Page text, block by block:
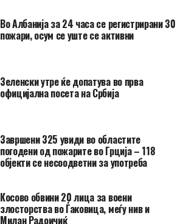
Во Албанија за 24 часа се регистрирани 30
пожари, осум се уште се активни
Зеленски утре ќе допатува во прва
официјална посета на Србија
Завршени 325 увиди во областите
погодени од пожарите во Грција – 118
објекти се несоодветни за употреба
Косово обвини 20 лица за воени
злосторства во Ѓаковица, меѓу нив и
Милан Радоичиќ